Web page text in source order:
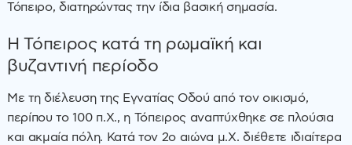
Τόπειρο, διατηρώντας την ίδια βασική σημασία.
Η Τόπειρος κατά τη ρωμαϊκή και
βυζαντινή περίοδο
Με τη διέλευση της Εγνατίας Οδού από τον οικισμό,
περίπου το 100 π.Χ., η Τόπειρος αναπτύχθηκε σε πλούσια
και ακμαία πόλη. Κατά τον 2ο αιώνα μ.Χ. διέθετε ιδιαίτερα